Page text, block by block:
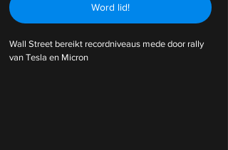
Word lid!
Wall Street bereikt recordniveaus mede door rally
van Tesla en Micron